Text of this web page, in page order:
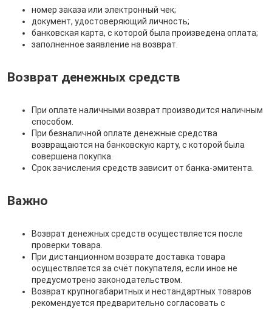
номер заказа или электронный чек;
документ, удостоверяющий личность;
банковская карта, с которой была произведена оплата;
заполненное заявление на возврат.
Возврат денежных средств
При оплате наличными возврат производится наличным
способом.
При безналичной оплате денежные средства
возвращаются на банковскую карту, с которой была
совершена покупка.
Срок зачисления средств зависит от банка-эмитента.
Важно
Возврат денежных средств осуществляется после
проверки товара.
При дистанционном возврате доставка товара
осуществляется за счёт покупателя, если иное не
предусмотрено законодательством.
Возврат крупногабаритных и нестандартных товаров
рекомендуется предварительно согласовать с